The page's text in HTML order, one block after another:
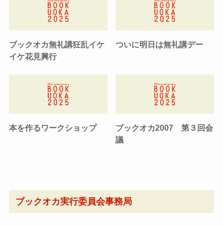
ブックオカ無礼講狂乱イケ
イケ花見興行
ついに明日は無礼講デー
本を作るワークショップ
ブックオカ2007 第３回会
議
ブックオカ実行委員会事務局